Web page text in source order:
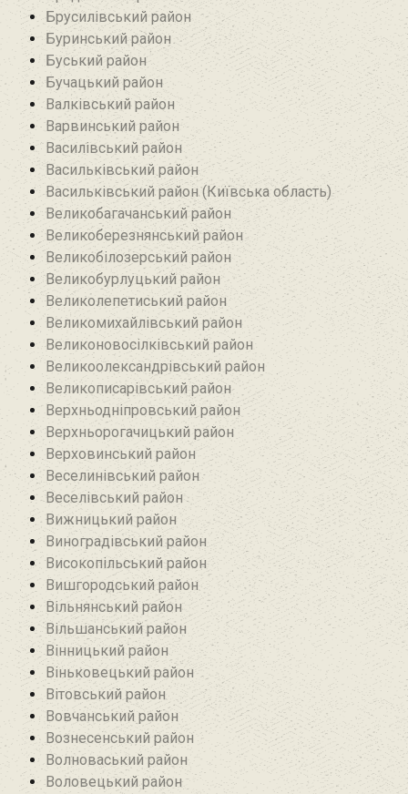
Брусилівський район‎
Буринський район
Буський район‎
Бучацький район
Валківський район
Варвинський район
Василівський район
Васильківський район
Васильківський район (Київська область)
Великобагачанський район
Великоберезнянський район
Великобілозерський район‎
Великобурлуцький район
Великолепетиський район
Великомихайлівський район‎
Великоновосілківський район‎
Великоолександрівський район
Великописарівський район
Верхньодніпровський район
Верхньорогачицький район
Верховинський район
Веселинівський район‎
Веселівський район‎
Вижницький район
Виноградівський район
Високопільський район
Вишгородський район
Вільнянський район‎
Вільшанський район
Вінницький район
Віньковецький район
Вітовський район
Вовчанський район
Вознесенський район
Волноваський район
Воловецький район